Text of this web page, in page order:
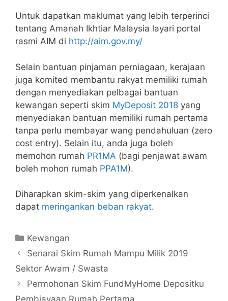
Untuk dapatkan maklumat yang lebih terperinci
tentang Amanah Ikhtiar Malaysia layari portal
rasmi AIM di http://aim.gov.my/
Selain bantuan pinjaman perniagaan, kerajaan
juga komited membantu rakyat memiliki rumah
dengan menyediakan pelbagai bantuan
kewangan seperti skim MyDeposit 2018 yang
menyediakan bantuan memiliki rumah pertama
tanpa perlu membayar wang pendahuluan (zero
cost entry). Selain itu, anda juga boleh
memohon rumah PR1MA (bagi penjawat awam
boleh mohon rumah PPA1M).
Diharapkan skim-skim yang diperkenalkan
dapat meringankan beban rakyat.
Categories
Kewangan
Senarai Skim Rumah Mampu Milik 2019
Sektor Awam / Swasta
Permohonan Skim FundMyHome Depositku